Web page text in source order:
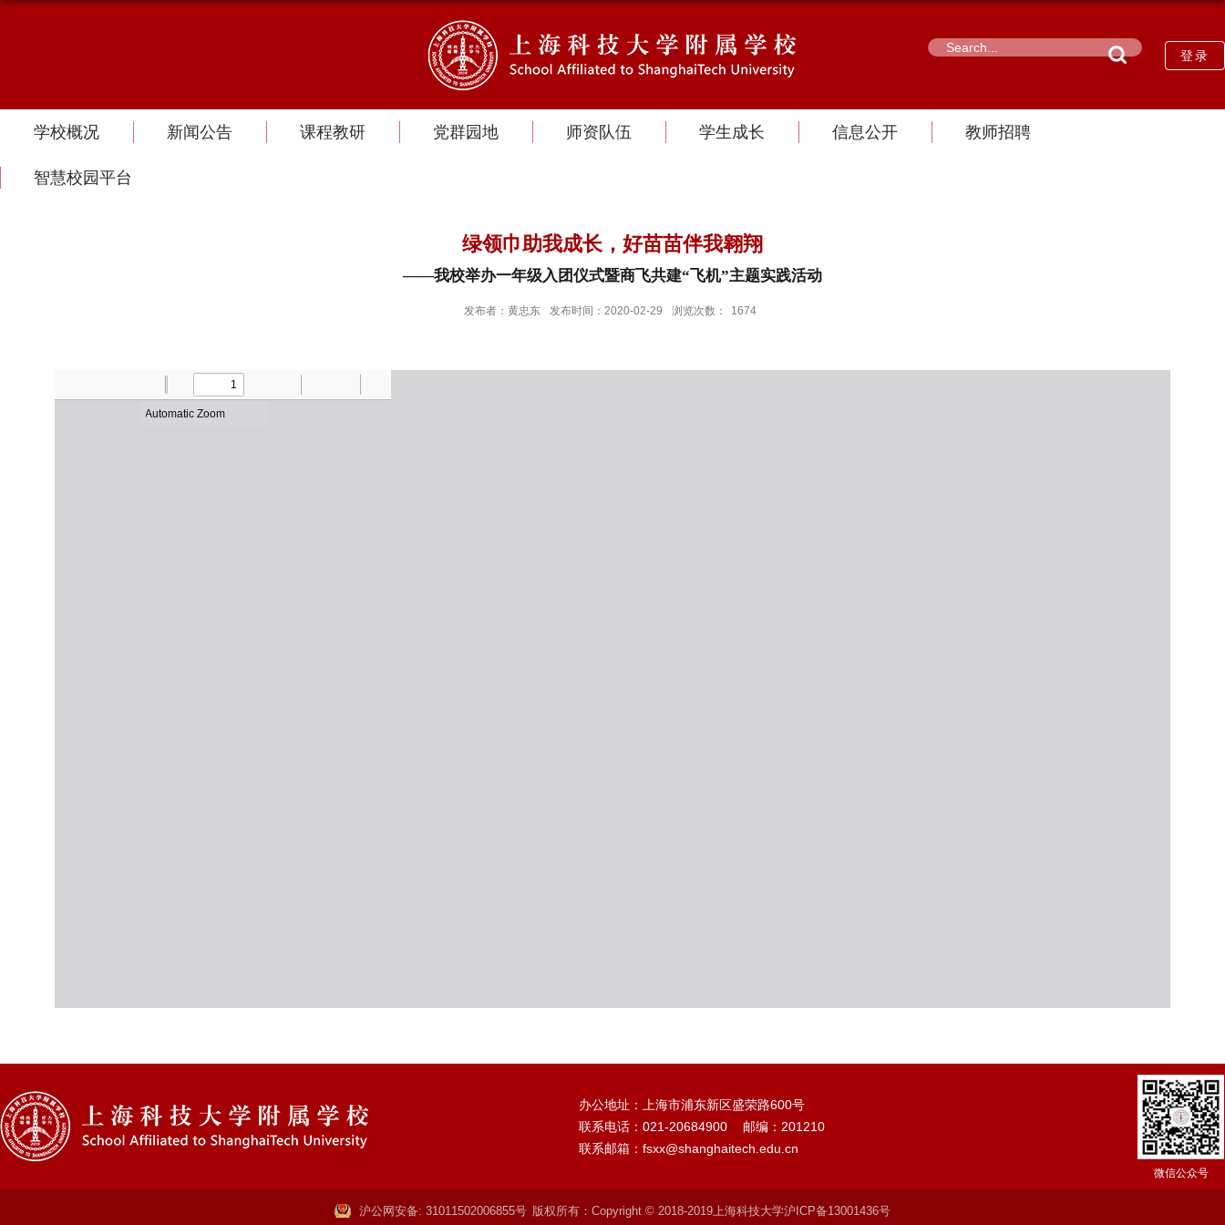
登录
学校概况 新闻公告 课程教研 党群园地 师资队伍 学生成长 信息公开 教师招聘
智慧校园平台
绿领巾助我成长，好苗苗伴我翱翔
——我校举办一年级入团仪式暨商飞共建“飞机”主题实践活动
发布者：黄忠东 发布时间：2020-02-29 浏览次数： 1674
办公地址：上海市浦东新区盛荣路600号
联系电话：021-20684900
邮编：201210
联系邮箱：fsxx@shanghaitech.edu.cn
微信公众号
沪公网安备: 31011502006855号 版权所有：Copyright © 2018-2019上海科技大学沪ICP备13001436号